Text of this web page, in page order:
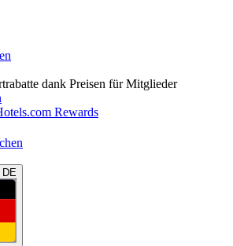
dank Preisen für Mitglieder
Rewards
DE